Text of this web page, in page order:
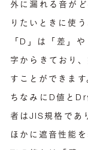
外に漏れる音が
りたいときに使う
「D」は「差」
字からきており
すことができます
ちなみにD値と
者はJIS規格であ
ほかに遮音性能